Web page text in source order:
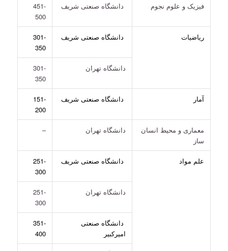
فیزیک و علوم نجوم دانشگاه صنعتی شریف
451-
500
ریاضیات دانشگاه صنعتی شریف
301-
350
دانشگاه تهران
301-
350
آمار دانشگاه صنعتی شریف
151-
200
معماری و محیط انسان
ساز
دانشگاه تهران –
علم مواد دانشگاه صنعتی شریف
251-
300
دانشگاه تهران
251-
300
دانشگاه صنعتی
امیرکبیر
351-
400